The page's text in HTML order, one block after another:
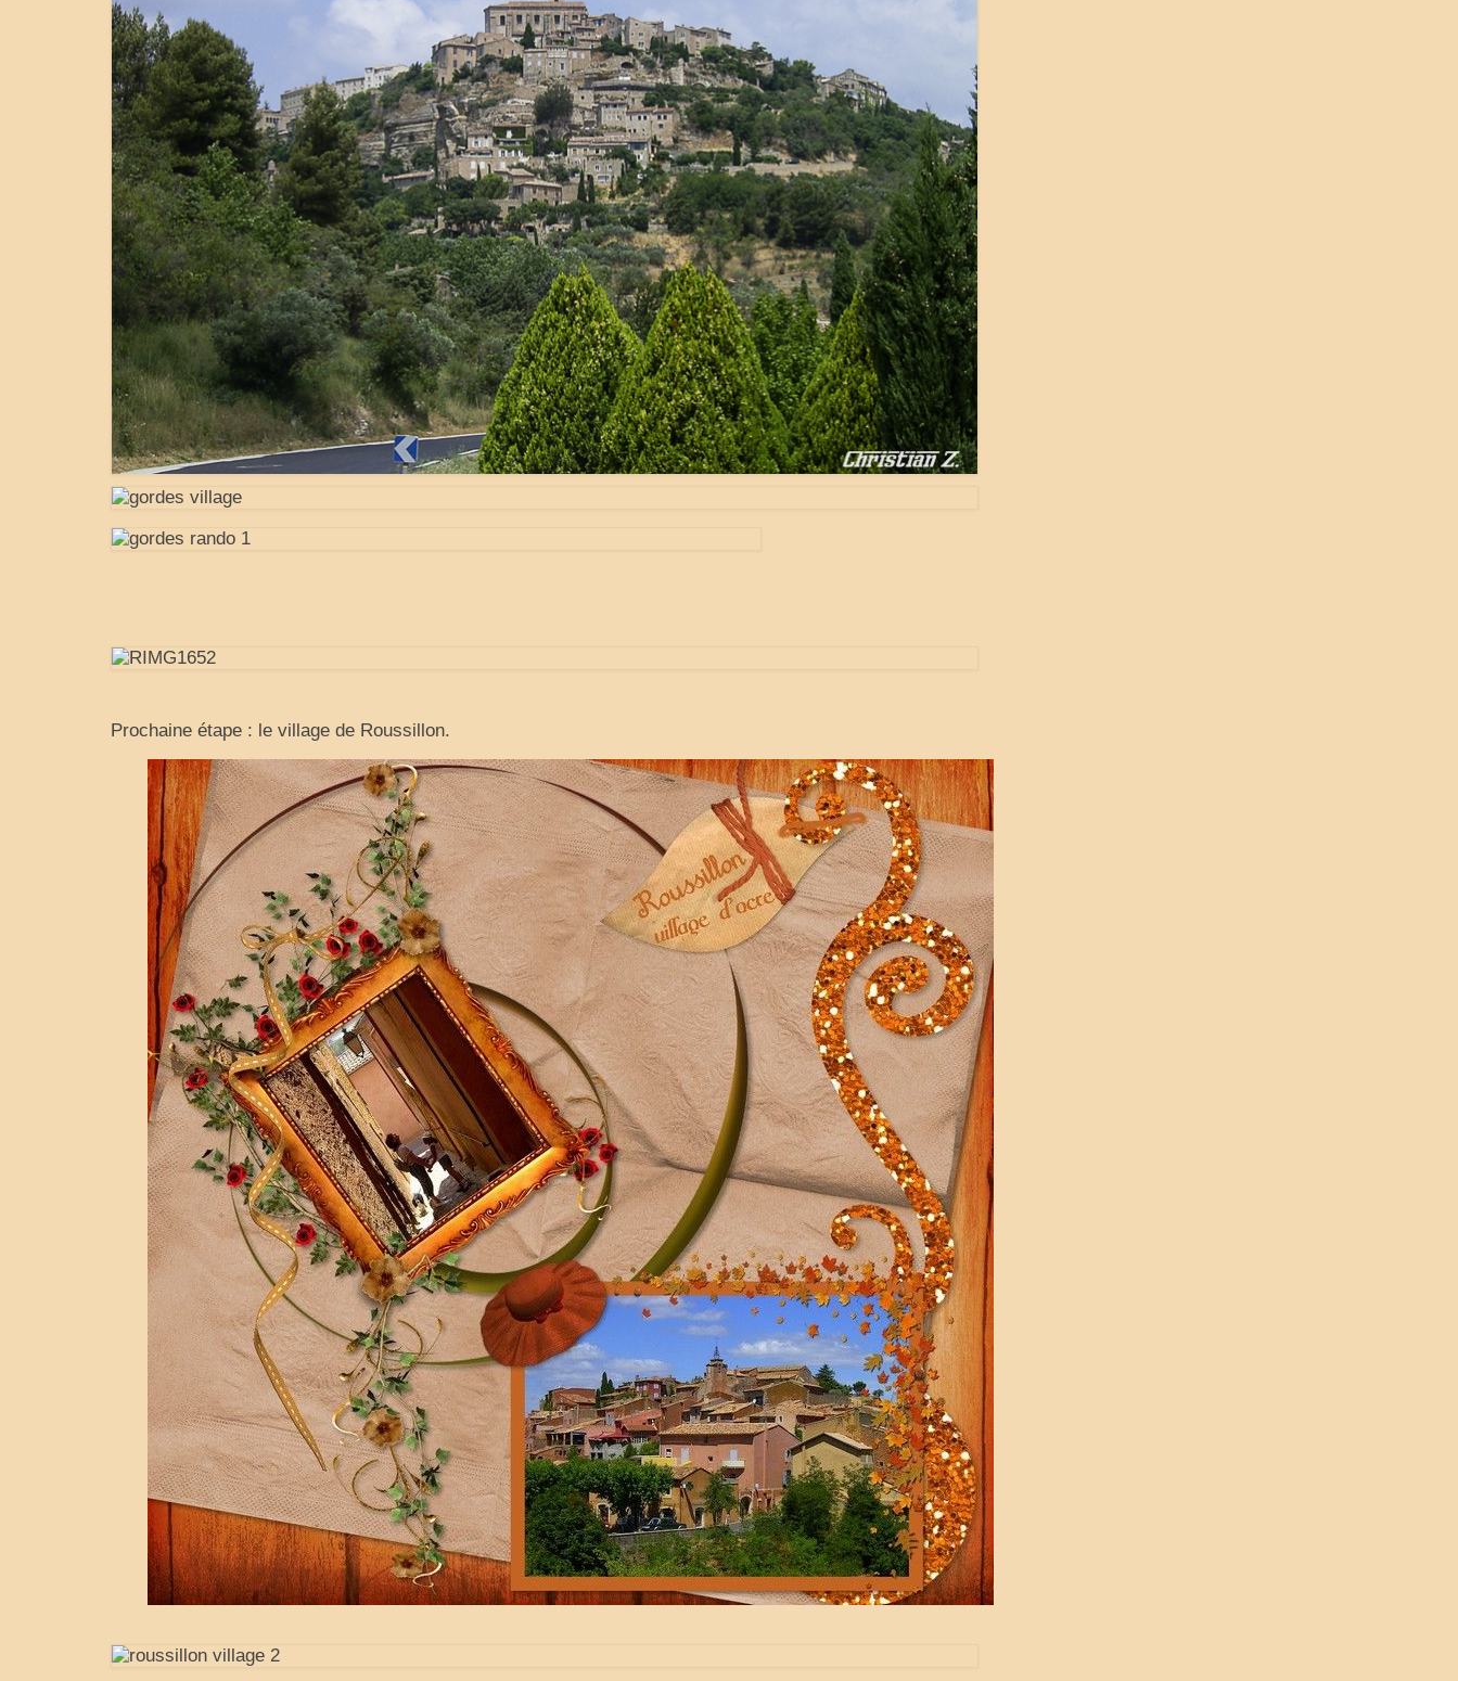
Prochaine étape : le village de Roussillon.